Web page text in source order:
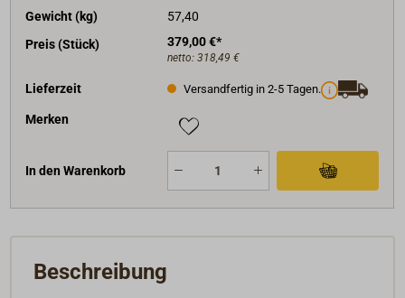
Gewicht (kg)
57,40
Preis (Stück)
379,00 €*
netto: 318,49 €
Lieferzeit Versandfertig in 2-5 Tagen.
Merken
In den Warenkorb
Beschreibung